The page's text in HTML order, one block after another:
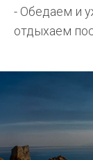
- Обедаем и
отдыхаем